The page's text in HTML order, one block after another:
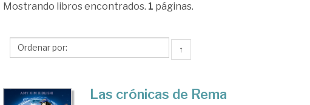
Kibuishi,
Kim
Mostrando libros encontrados. 1 páginas.
↑
Las crónicas de Rema